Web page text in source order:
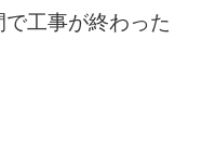
工事が終わった